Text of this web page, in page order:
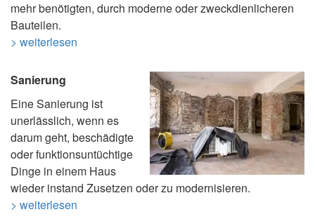
mehr benötigten, durch moderne oder zweckdienlicheren
Bauteilen.
> weiterlesen
Sanierung
Eine Sanierung ist
unerlässlich, wenn es
darum geht, beschädigte
oder funktionsuntüchtige
Dinge in einem Haus
wieder instand Zusetzen oder zu modernisieren.
> weiterlesen